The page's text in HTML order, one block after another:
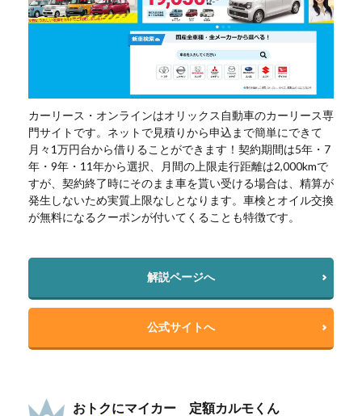
カーリース・オンラインはオリックス自動車のカーリース専
門サイトです。ネットで見積りから申込まで簡単にできて
月々1万円台から借りることができます！契約期間は5年・7
年・9年・11年から選択、月間の上限走行距離は2,000kmで
すが、契約終了時にそのまま車を貰い受ける場合は、精算が
発生しないため実質上限なしとなります。車検とオイル交換
が無料になるクーポンが付いてくることも特徴です。
解説ページへ
公式サイトへ
おトクにマイカー 定額カルモくん